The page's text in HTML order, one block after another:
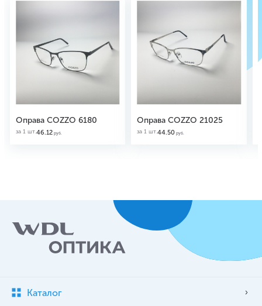
Оправа COZZO 6180
за 1 шт.46.12 руб.
Оправа COZZO 21025
за 1 шт.44.50 руб.
Каталог